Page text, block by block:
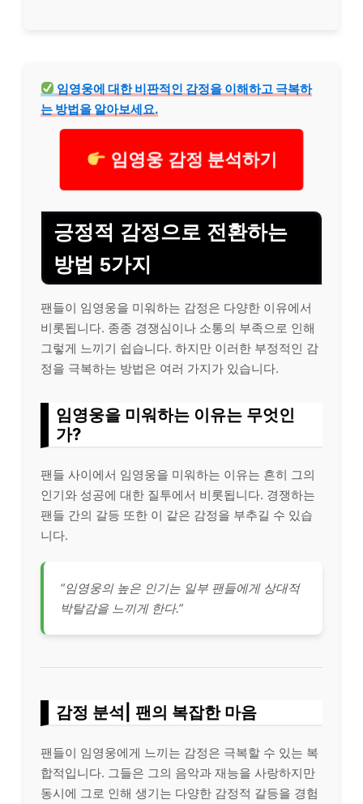
임영웅에 대한 비판적인 감정을 이해하고 극복하
는 방법을 알아보세요.
임영웅 감정 분석하기
긍정적 감정으로 전환하는
방법 5가지
팬들이 임영웅을 미워하는 감정은 다양한 이유에서
비롯됩니다. 종종 경쟁심이나 소통의 부족으로 인해
그렇게 느끼기 쉽습니다. 하지만 이러한 부정적인 감
정을 극복하는 방법은 여러 가지가 있습니다.
임영웅을 미워하는 이유는 무엇인
가?
팬들 사이에서 임영웅을 미워하는 이유는 흔히 그의
인기와 성공에 대한 질투에서 비롯됩니다. 경쟁하는
팬들 간의 갈등 또한 이 같은 감정을 부추길 수 있습
니다.
“임영웅의 높은 인기는 일부 팬들에게 상대적
박탈감을 느끼게 한다.”
감정 분석| 팬의 복잡한 마음
팬들이 임영웅에게 느끼는 감정은 극복할 수 있는 복
합적입니다. 그들은 그의 음악과 재능을 사랑하지만
동시에 그로 인해 생기는 다양한 감정적 갈등을 경험